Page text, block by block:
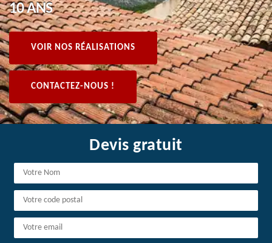
10 ANS
VOIR NOS RÉALISATIONS
CONTACTEZ-NOUS !
Devis gratuit